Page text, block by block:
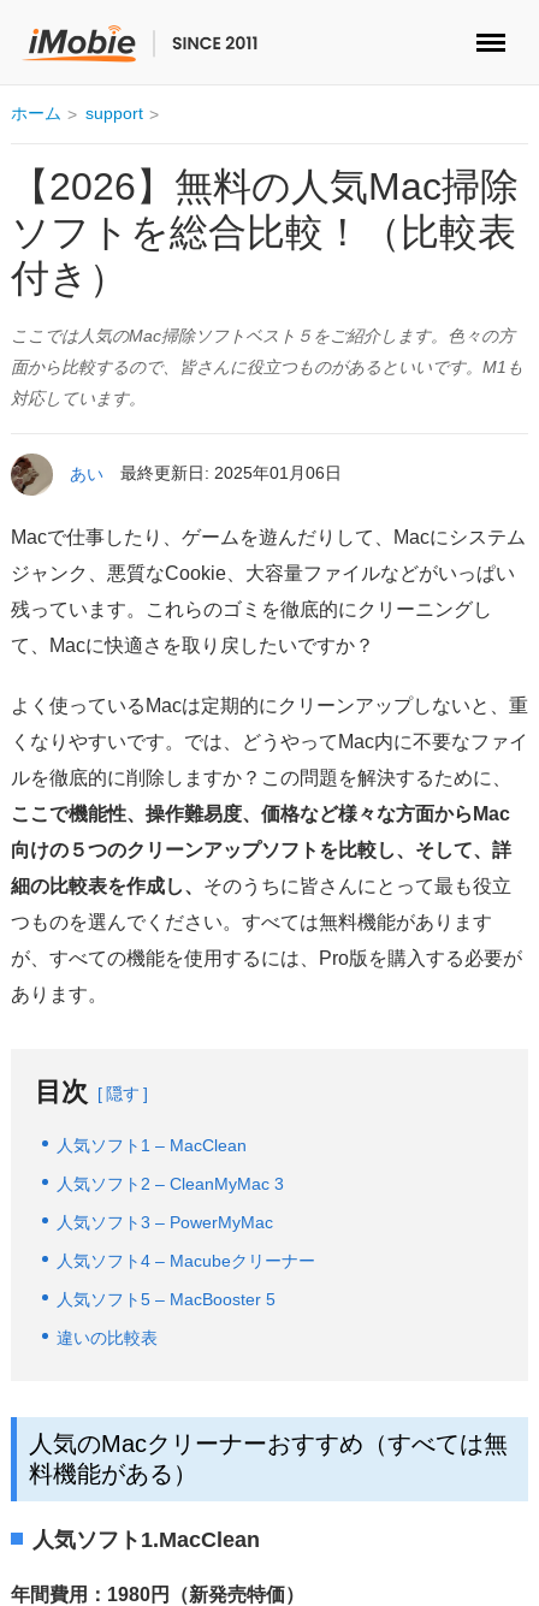
ロック解除&データ復元
データ転送
マルチメディア
便利ツール
ソリューション
ダウンロード
サポート
言語選択
ホーム support
【2026】無料の人気Mac掃除
ソフトを総合比較！（比較表
付き）
ここでは人気のMac掃除ソフトベスト５をご紹介します。色々の方
面から比較するので、皆さんに役立つものがあるといいです。M1も
対応しています。
あい 最終更新日: 2025年01月06日
Macで仕事したり、ゲームを遊んだりして、Macにシステム
ジャンク、悪質なCookie、大容量ファイルなどがいっぱい
残っています。これらのゴミを徹底的にクリーニングし
て、Macに快適さを取り戻したいですか？
よく使っているMacは定期的にクリーンアップしないと、重
くなりやすいです。では、どうやってMac内に不要なファイ
ルを徹底的に削除しますか？この問題を解決するために、
ここで機能性、操作難易度、価格など様々な方面からMac
向けの５つのクリーンアップソフトを比較し、そして、詳
細の比較表を作成し、 そのうちに皆さんにとって最も役立
つものを選んでください。すべては無料機能があります
が、すべての機能を使用するには、Pro版を購入する必要が
あります。
目次 隠す
人気ソフト1 – MacClean
人気ソフト2 – CleanMyMac 3
人気ソフト3 – PowerMyMac
人気ソフト4 – Macubeクリーナー
人気ソフト5 – MacBooster 5
違いの比較表
人気のMacクリーナーおすすめ（すべては無
料機能がある）
人気ソフト1.MacClean
年間費用：1980円（新発売特価）